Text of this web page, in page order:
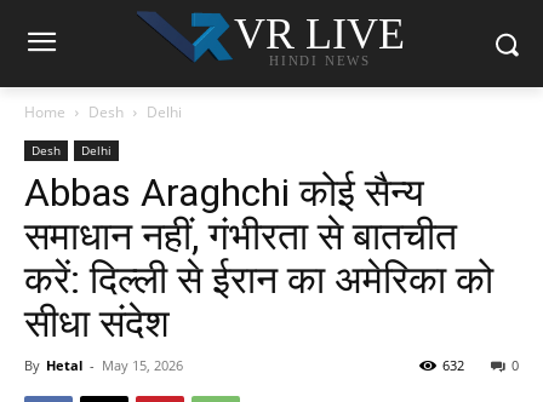
VR LIVE
HINDI NEWS
Home Desh Delhi
Desh Delhi
Abbas Araghchi कोई सैन्य
समाधान नहीं, गंभीरता से बातचीत
करें: दिल्ली से ईरान का अमेरिका को
सीधा संदेश
By Hetal - May 15, 2026 0
632